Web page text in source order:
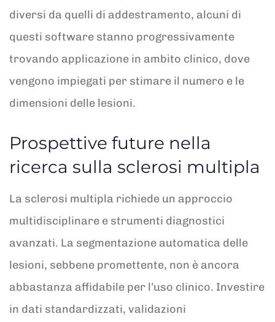
diversi da quelli di addestramento, alcuni di
questi software stanno progressivamente
trovando applicazione in ambito clinico, dove
vengono impiegati per stimare il numero e le
dimensioni delle lesioni.
Prospettive future nella
ricerca sulla sclerosi multipla
La sclerosi multipla richiede un approccio
multidisciplinare e strumenti diagnostici
avanzati. La segmentazione automatica delle
lesioni, sebbene promettente, non è ancora
abbastanza affidabile per l’uso clinico. Investire
in dati standardizzati, validazioni